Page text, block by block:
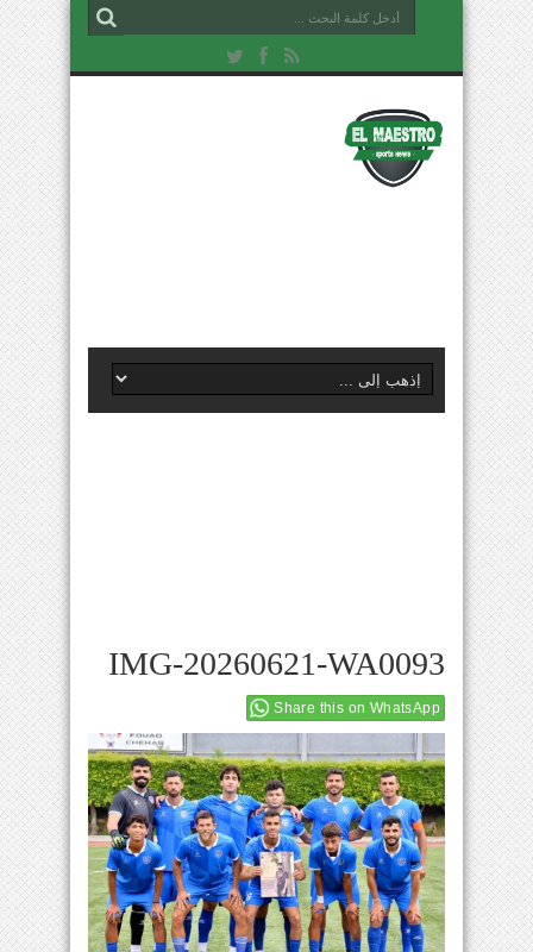
IMG-20260621-WA0093
Share this on WhatsApp